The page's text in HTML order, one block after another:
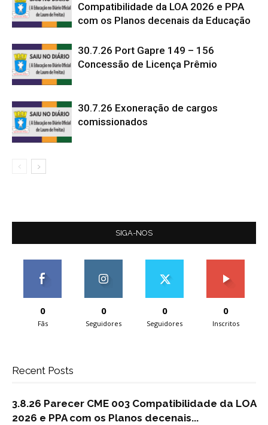
Compatibilidade da LOA 2026 e PPA
com os Planos decenais da Educação
30.7.26 Port Gapre 149 – 156
Concessão de Licença Prêmio
30.7.26 Exoneração de cargos
comissionados
SIGA-NOS
0
Fãs
0
Seguidores
0
Seguidores
0
Inscritos
Recent Posts
3.8.26 Parecer CME 003 Compatibilidade da LOA
2026 e PPA com os Planos decenais...